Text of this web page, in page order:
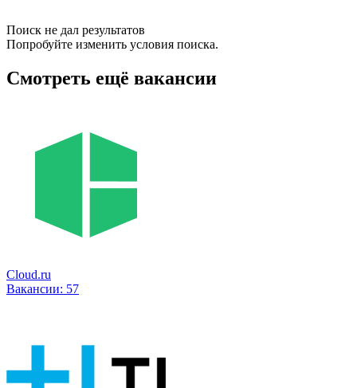
Поиск не дал результатов
Попробуйте изменить условия поиска.
Смотреть ещё вакансии
Cloud.ru
Вакансии: 57